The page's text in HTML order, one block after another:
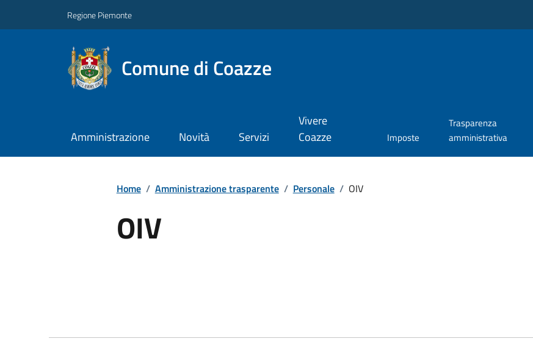
Regione Piemonte
Comune di Coazze
Amministrazione Novità Servizi
Vivere
Coazze
Imposte
Trasparenza
amministrativa
Home / Amministrazione trasparente / Personale / OIV
OIV